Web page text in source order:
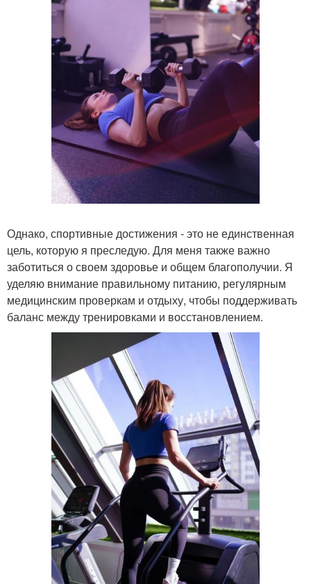
Однако, спортивные достижения - это не единственная
цель, которую я преследую. Для меня также важно
заботиться о своем здоровье и общем благополучии. Я
уделяю внимание правильному питанию, регулярным
медицинским проверкам и отдыху, чтобы поддерживать
баланс между тренировками и восстановлением.